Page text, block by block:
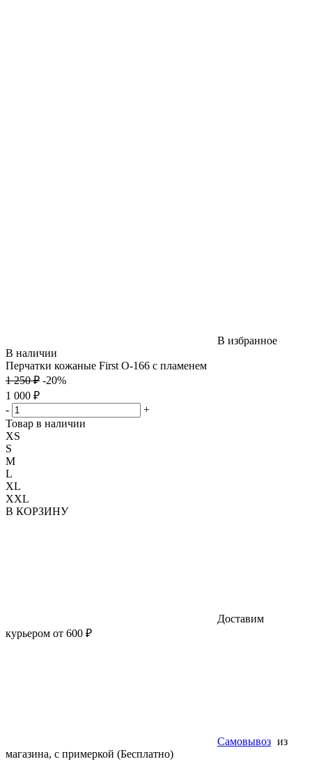
В избранное
В наличии
Перчатки кожаные First O-166 с пламенем
1 250 ₽ -20%
1 000 ₽
-
+
Товар в наличии
XS
S
M
L
XL
XXL
В КОРЗИНУ
Доставим
курьером от 600 ₽
Самовывоз из
магазина, с примеркой (Бесплатно)